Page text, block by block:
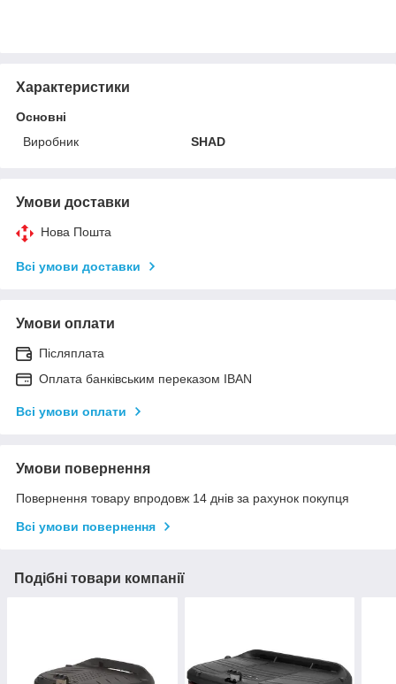
Характеристики
Основні
Виробник
SHAD
Умови доставки
Нова Пошта
Всі умови доставки
Умови оплати
Післяплата
Оплата банківським переказом IBAN
Всі умови оплати
Умови повернення
Повернення товару впродовж 14 днів за рахунок покупця
Всі умови повернення
Подібні товари компанії